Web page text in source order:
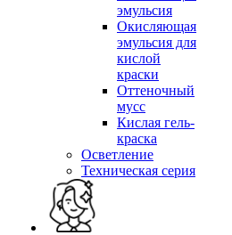
эмульсия
Окисляющая
эмульсия для
кислой
краски
Оттеночный
мусс
Кислая гель-
краска
Осветление
Техническая серия